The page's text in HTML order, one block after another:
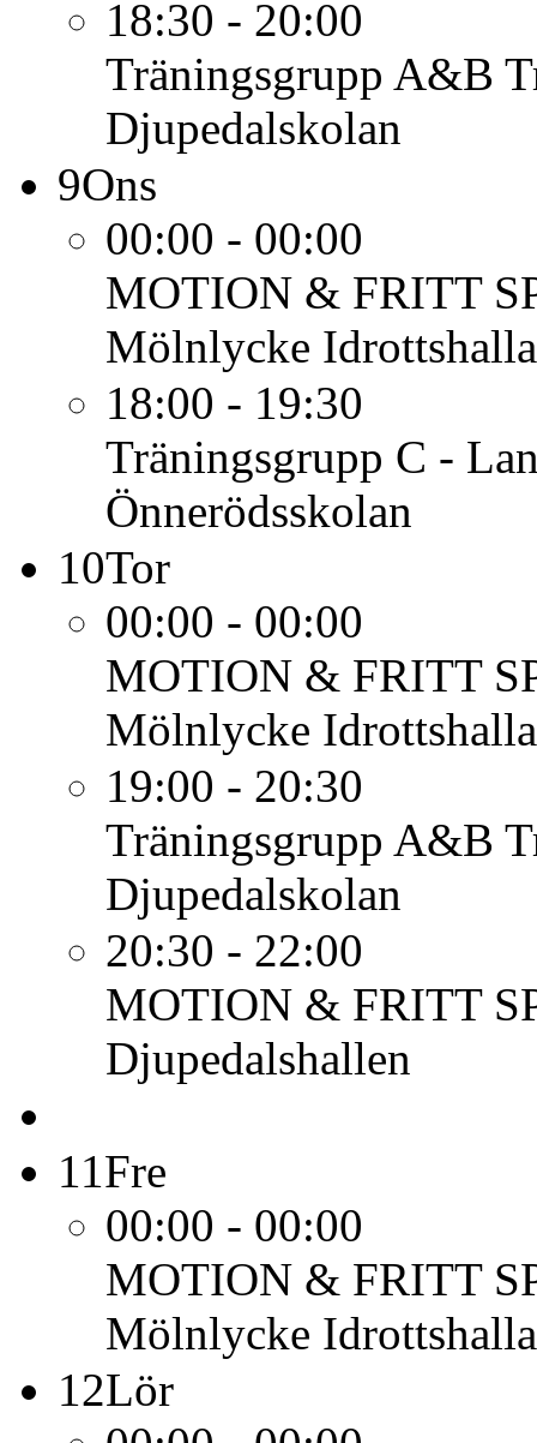
18:30 - 20:00
Träningsgrupp A&B
Djupedalskolan
9Ons
00:00 - 00:00
MOTION & FRITT
Mölnlycke
18:00 - 19:30
Träningsgrupp C -
Önnerödsskolan
10Tor
00:00 - 00:00
MOTION & FRITT
Mölnlycke
19:00 - 20:30
Träningsgrupp A&B
Djupedalskolan
20:30 - 22:00
MOTION & FRITT
Djupedalshallen
11Fre
00:00 - 00:00
MOTION & FRITT
Mölnlycke
12Lör